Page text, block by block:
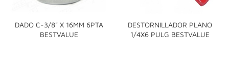
DADO C-3/8" X 16MM 6PTA
BESTVALUE
DESTORNILLADOR PLANO
1/4X6 PULG BESTVALUE